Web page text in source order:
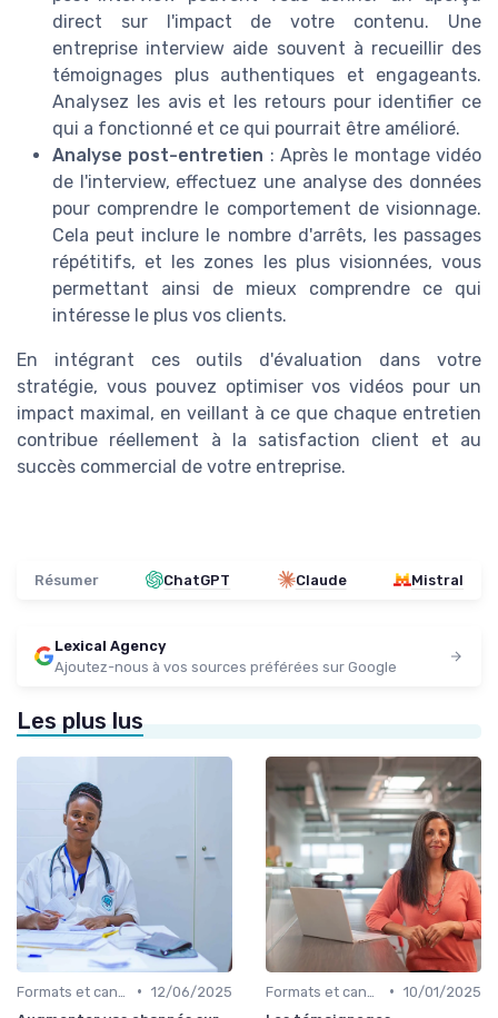
direct sur l'impact de votre contenu. Une
entreprise interview aide souvent à recueillir des
témoignages plus authentiques et engageants.
Analysez les avis et les retours pour identifier ce
qui a fonctionné et ce qui pourrait être amélioré.
Analyse post-entretien : Après le montage vidéo
de l'interview, effectuez une analyse des données
pour comprendre le comportement de visionnage.
Cela peut inclure le nombre d'arrêts, les passages
répétitifs, et les zones les plus visionnées, vous
permettant ainsi de mieux comprendre ce qui
intéresse le plus vos clients.
En intégrant ces outils d'évaluation dans votre
stratégie, vous pouvez optimiser vos vidéos pour un
impact maximal, en veillant à ce que chaque entretien
contribue réellement à la satisfaction client et au
succès commercial de votre entreprise.
Résumer ChatGPT Claude Mistral
Lexical Agency
Ajoutez-nous à vos sources préférées sur Google
Les plus lus
• 12/06/2025
• 10/01/2025